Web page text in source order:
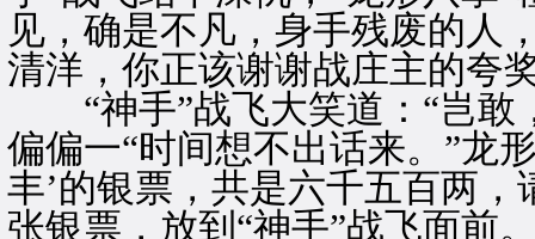
见，确是不凡，身手残废的人
清洋，你正该谢谢战庄主的夸
“神手”战飞大笑道：“岂敢
偏偏一“时间想不出话来。”龙
丰’的银票，共是六千五百两
张银票，放到“神手”战飞面前